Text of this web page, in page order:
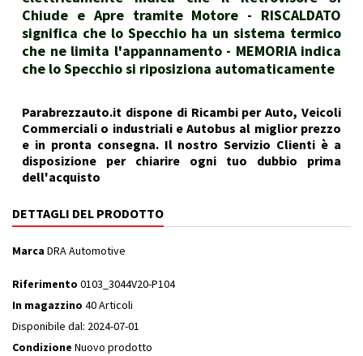
Chiude e Apre tramite Motore - RISCALDATO
significa che lo Specchio ha un sistema termico
che ne limita l'appannamento - MEMORIA indica
che lo Specchio si riposiziona automaticamente
Parabrezzauto.it dispone di Ricambi per Auto, Veicoli
Commerciali o industriali e Autobus al miglior prezzo
e in pronta consegna. Il nostro Servizio Clienti è a
disposizione per chiarire ogni tuo dubbio prima
dell'acquisto
DETTAGLI DEL PRODOTTO
Marca DRA Automotive
Riferimento 0103_3044V20-P104
In magazzino 40 Articoli
Disponibile dal: 2024-07-01
Condizione Nuovo prodotto